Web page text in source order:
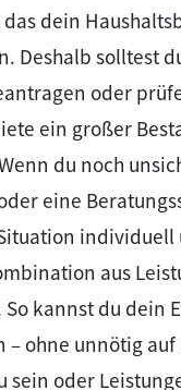
dein
Deshalb solltest
oder
ein großer
du noch
eine
individuell
aus
kannst du dein
– ohne unnötig
sein oder